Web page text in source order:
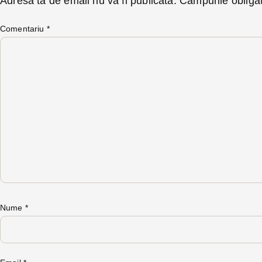
Comentariu *
Nume *